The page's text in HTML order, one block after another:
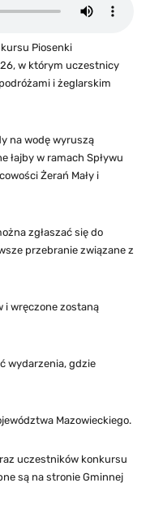
Piosenki
w którym uczestnicy
i żeglarskim
na wodę wyruszą
łajby w ramach Spływu
Żerań Mały i
zgłaszać się do
przebranie związane z
i wręczone zostaną
wydarzenia, gdzie
Mazowieckiego.
uczestników konkursu
są na stronie Gminnej